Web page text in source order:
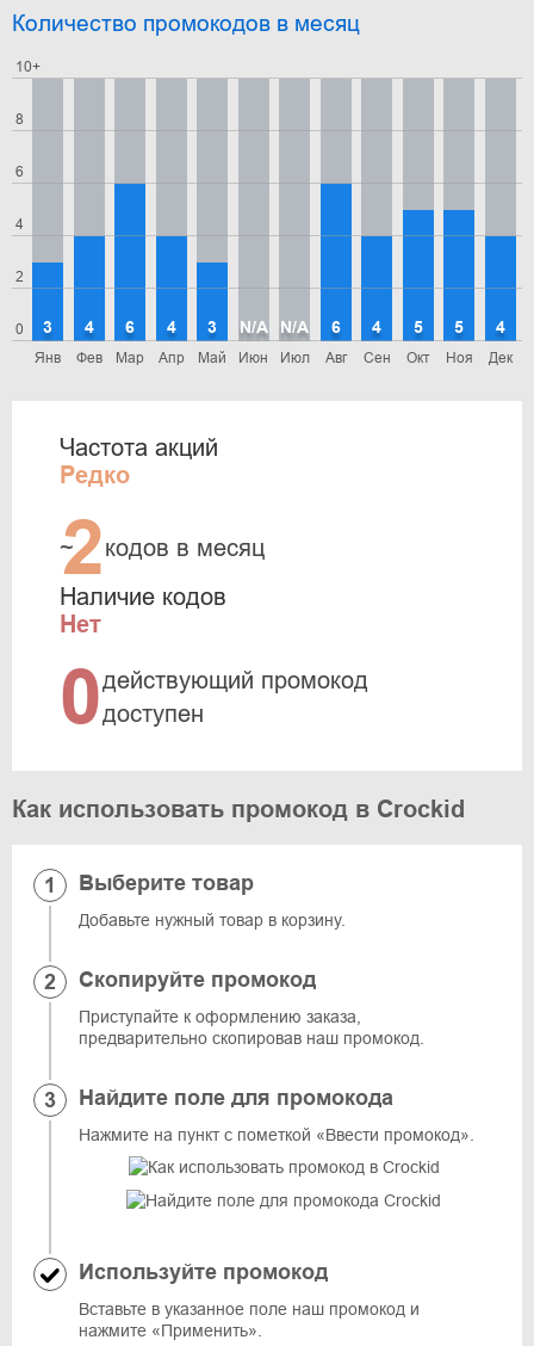
Количество промокодов в месяц
0
2
4
6
8
10+
Янв
3
Фев
4
Мар
6
Апр
4
Май
3
Июн
N/A
Июл
N/A
Авг
6
Сен
4
Окт
5
Ноя
5
Дек
4
Частота акций
Редко
~
2кодов в месяц
Наличие кодов
Нет
0действующий промокод
доступен
Как использовать промокод в Crockid
Выберите товар
Добавьте нужный товар в корзину.
Скопируйте промокод
Приступайте к оформлению заказа,
предварительно скопировав наш промокод.
Найдите поле для промокода
Нажмите на пункт с пометкой «Ввести промокод».
Используйте промокод
Вставьте в указанное поле наш промокод и
нажмите «Применить».